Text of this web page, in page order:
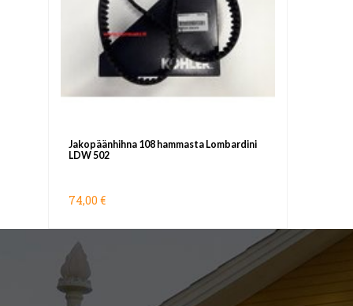
Jakopäänhihna 108 hammasta Lombardini
LDW 502
74,00 €